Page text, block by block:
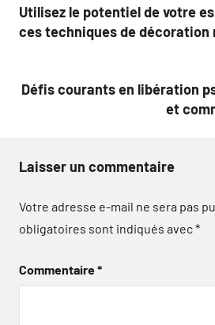
de
Utilisez le potentiel de votre
ces techniques de décoration
Défis courants en libération
et
Laisser un commentaire
Votre adresse e-mail ne sera pas
obligatoires sont indiqués avec*
Commentaire*